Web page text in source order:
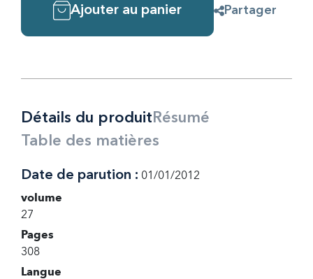
Ajouter au panier Partager
Détails du produit Résumé
Table des matières
Date de parution : 01/01/2012
volume
27
Pages
308
Langue